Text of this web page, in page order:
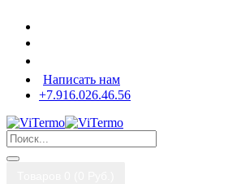
Написать нам
+7.916.026.46.56